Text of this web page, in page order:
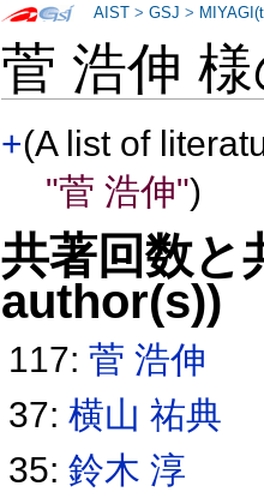
菅 浩伸
+(A list of
"菅 浩伸")
共著回数
author(s))
117:菅 浩伸
37:横山 祐典
35:鈴木 淳
AIST >GSJ >